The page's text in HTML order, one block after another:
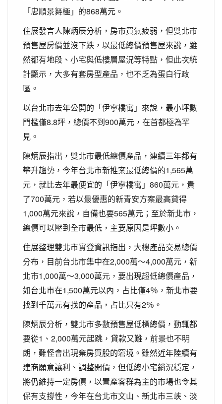
「忠順景舞極」的868萬元。
住展發言人陳炳辰分析，房市買氣疲弱，但雙北市
預售屋房價並沒下跌，以最低總價預售屋來說，雖
然都有地段、小宅與低樓層屋況等特點，但此次統
計顯示，大多有套房型產品，也不乏為蛋白行政
區。
以台北市去年公開的「伊寧橋寓」來說，最小坪數
門檻僅8.8坪，總價不到900萬元，在首都極為罕
見。
陳炳辰指出，雙北市最低總價產品，連續三年都有
攀升趨勢，今年台北市新推案最低總價的1,565萬
元，就比去年最便宜的「伊寧橋寓」860萬元，貴
了700萬元，若以最優惠的新青安方案最高貸得
1,000萬元來說，自備也要565萬元；至於新北市，
總價可以壓到全市最低，主要原因是坪數小。
住展整理雙北市實登資訊指出，大樓產品交易總價
分布，目前台北市集中在2,000萬～4,000萬元，新
北市1,000萬～3,000萬元，要出現超低總價產品，
如台北市在1,500萬元以內，占比僅4％，新北市要
找到千萬元有找的產品，占比只有2％。
陳炳辰分析，雙北市多數預售屋低標總價，動輒都
要從1、2,000萬元起跳，貸款又難，前景也不明
朗，難怪會出現棄房買股的窘境。雖然近年陸續有
建商願意讓利、調整開價，但低總小宅銷況穩定，
將仍維持一定房價，以置產客群為主的市場也令其
保有支撐性，今年在台北市文山、新北市三峽、淡